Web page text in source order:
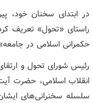
در ابتدای سخنان خود،
راستای «تحول» تعریف
حکمرانی اسلامی در
رئیس شورای تحول و
سلسله سخنرانی‌های